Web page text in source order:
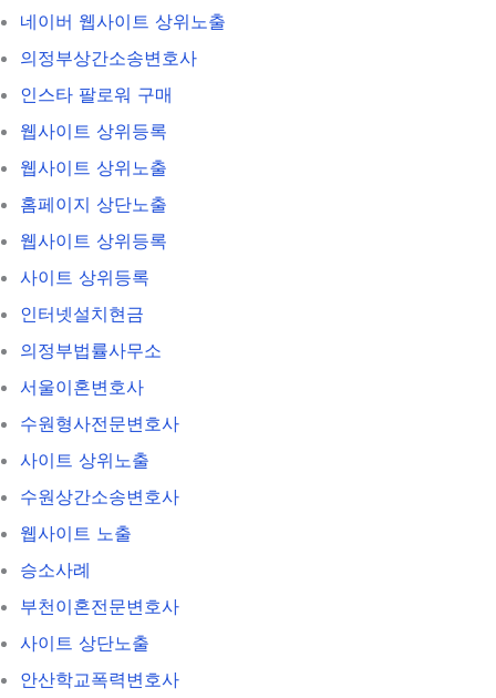
네이버 웹사이트 상위노출
의정부상간소송변호사
인스타 팔로워 구매
웹사이트 상위등록
웹사이트 상위노출
홈페이지 상단노출
웹사이트 상위등록
사이트 상위등록
인터넷설치현금
의정부법률사무소
서울이혼변호사
수원형사전문변호사
사이트 상위노출
수원상간소송변호사
웹사이트 노출
승소사례
부천이혼전문변호사
사이트 상단노출
안산학교폭력변호사